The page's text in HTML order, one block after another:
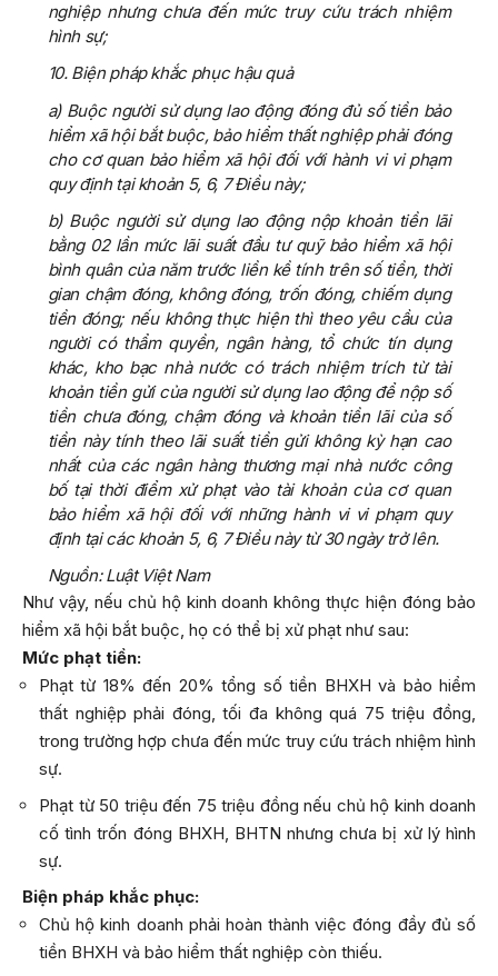
nghiệp nhưng chưa đến mức truy cứu trách nhiệm
hình sự;
10. Biện pháp khắc phục hậu quả
a) Buộc người sử dụng lao động đóng đủ số tiền bảo
hiểm xã hội bắt buộc, bảo hiểm thất nghiệp phải đóng
cho cơ quan bảo hiểm xã hội đối với hành vi vi phạm
quy định tại khoản 5, 6, 7 Điều này;
b) Buộc người sử dụng lao động nộp khoản tiền lãi
bằng 02 lần mức lãi suất đầu tư quỹ bảo hiểm xã hội
bình quân của năm trước liền kề tính trên số tiền, thời
gian chậm đóng, không đóng, trốn đóng, chiếm dụng
tiền đóng; nếu không thực hiện thì theo yêu cầu của
người có thẩm quyền, ngân hàng, tổ chức tín dụng
khác, kho bạc nhà nước có trách nhiệm trích từ tài
khoản tiền gửi của người sử dụng lao động để nộp số
tiền chưa đóng, chậm đóng và khoản tiền lãi của số
tiền này tính theo lãi suất tiền gửi không kỳ hạn cao
nhất của các ngân hàng thương mại nhà nước công
bố tại thời điểm xử phạt vào tài khoản của cơ quan
bảo hiểm xã hội đối với những hành vi vi phạm quy
định tại các khoản 5, 6, 7 Điều này từ 30 ngày trở lên.
Nguồn: Luật Việt Nam
Như vậy, nếu chủ hộ kinh doanh không thực hiện đóng bảo
hiểm xã hội bắt buộc, họ có thể bị xử phạt như sau:
Mức phạt tiền:
Phạt từ 18% đến 20% tổng số tiền BHXH và bảo hiểm
thất nghiệp phải đóng, tối đa không quá 75 triệu đồng,
trong trường hợp chưa đến mức truy cứu trách nhiệm hình
sự.
Phạt từ 50 triệu đến 75 triệu đồng nếu chủ hộ kinh doanh
cố tình trốn đóng BHXH, BHTN nhưng chưa bị xử lý hình
sự.
Biện pháp khắc phục:
Chủ hộ kinh doanh phải hoàn thành việc đóng đầy đủ số
tiền BHXH và bảo hiểm thất nghiệp còn thiếu.